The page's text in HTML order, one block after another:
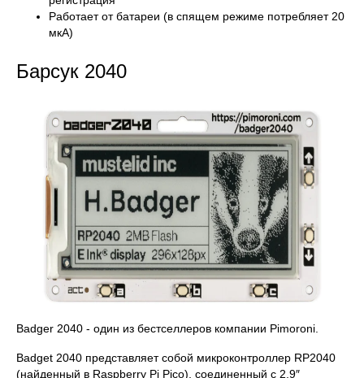
Работает от батареи (в спящем режиме потребляет 20
мкА)
Барсук 2040
Badger 2040 - один из бестселлеров компании Pimoroni.
Badget 2040 представляет собой микроконтроллер RP2040
(найденный в Raspberry Pi Pico), соединенный с 2,9″